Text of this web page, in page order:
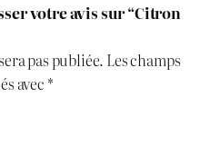
votre avis sur “Citron
pas publiée. Les champs
avec *